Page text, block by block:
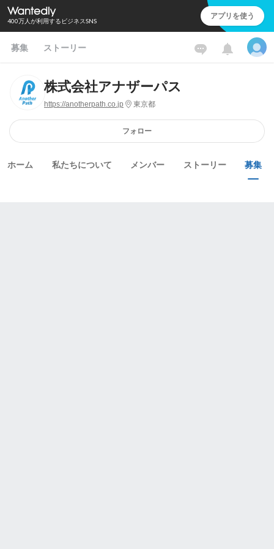
400万人が利用するビジネスSNS アプリを使う
募集 ストーリー
株式会社アナザーパス
https://anotherpath.co.jp 東京都
フォロー
ホーム 私たちについて メンバー ストーリー 募集